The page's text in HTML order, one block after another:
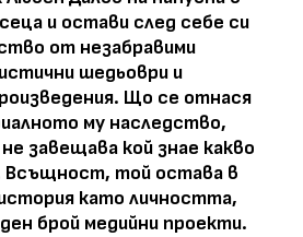
и остави след себе си
от незабравими
шедьоври и
Що се отнася
му наследство,
завещава кой знае какво
Всъщност, той остава в
като личността,
брой медийни проекти.